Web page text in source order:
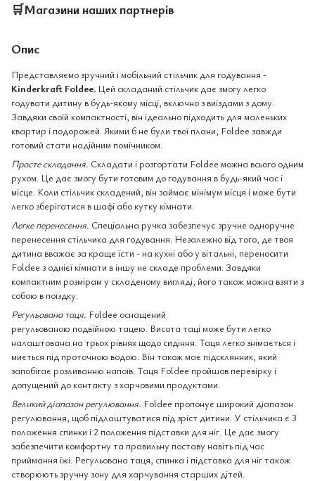
🛒Магазини наших партнерів
Опис
Представляємо зручний і мобільний стільчик для годування -
Kinderkraft Foldee. Цей складаний стільчик дає змогу легко
годувати дитину в будь-якому місці, включно з виїздами з дому.
Завдяки своїй компактності, він ідеально підходить для маленьких
квартир і подорожей. Якими б не були твої плани, Foldee завжди
готовий стати надійним помічником.
Просте складання. Складати і розгортати Foldee можна всього одним
рухом. Це дає змогу бути готовим до годування в будь-який час і
місце. Коли стільчик складений, він займає мінімум місця і може бути
легко зберігатися в шафі або кутку кімнати.
Легке перенесення. Спеціальна ручка забезпечує зручне одноручне
перенесення стільчика для годування. Незалежно від того, де твоя
дитина вважає за краще їсти - на кухні або у вітальні, переносити
Foldee з однієї кімнати в іншу не складе проблеми. Завдяки
компактним розмірам у складеному вигляді, його також можна взяти з
собою в поїздку.
Регульована таця. Foldee оснащений
регульованою подвійною тацею. Висота таці може бути легко
налаштована на трьох рівнях щодо сидіння. Таця легко знімається і
миється під проточною водою. Він також має підсклянник, який
запобігає розливанню напоїв. Таця Foldee пройшов перевірку і
допущений до контакту з харчовими продуктами.
Великий діапазон регулювання. Foldee пропонує широкий діапазон
регулювання, щоб підлаштуватися під зріст дитини. У стільчика є 3
положення спинки і 2 положення підставки для ніг. Це дає змогу
забезпечити комфортну та правильну поставу навіть під час
приймання їжі. Регульована таця, спинка і підставка для ніг також
створюють зручну зону для харчування старших дітей.